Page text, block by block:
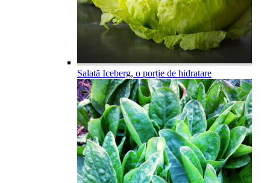
Salată Iceberg, o porție de hidratare